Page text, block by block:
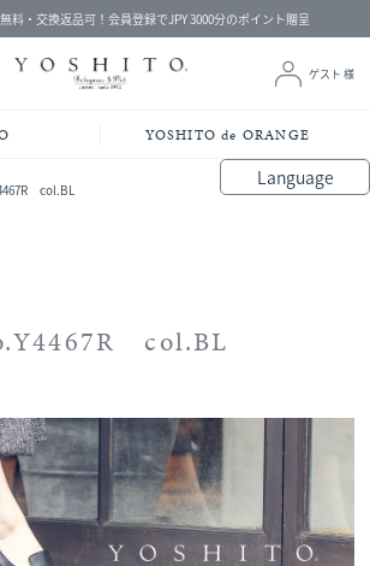
料・交換返品可！会員登録でJPY 3000分のポイント贈呈
YOSHITO de ORANGE
Language
col.BL
col.BL